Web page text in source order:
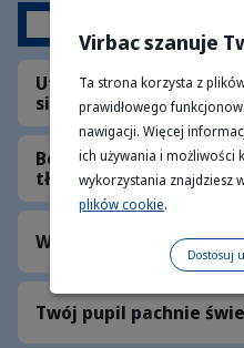
Utrzymuje optymalną
sierści
Bogaty w niezbędne
tłuszczowe
Wzmacnia barierę
Twój pupil pachnie
Virbac szanuje
Ta strona korzysta z
prawidłowego
nawigacji. Więcej
ich używania i możliwości
wykorzystania znajdziesz
plików cookie.
Dostosuj